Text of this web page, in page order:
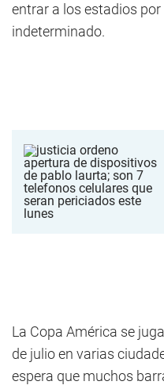
entrar a los estadios
indeterminado.
La Copa América se
de julio en varias
espera que muchos